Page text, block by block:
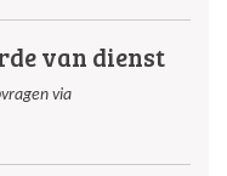
van dienst
via